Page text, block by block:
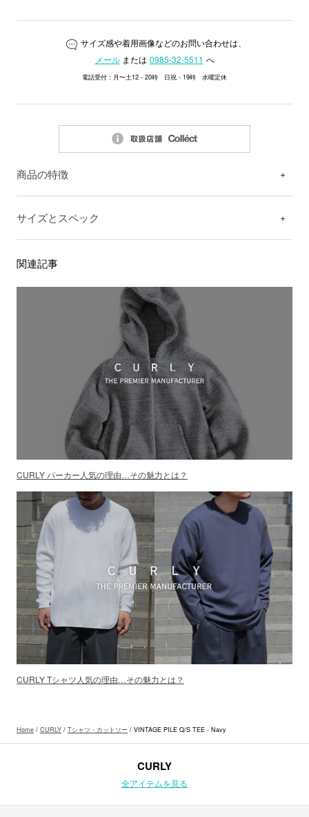
サイズ感や着用画像などのお問い合わせは、
メールまたは 0985-32-5511 へ
電話受付：月〜土12 - 20時 日祝 - 19時 水曜定休
商品の特徴
サイズとスペック
関連記事
CURLY パーカー人気の理由…その魅力とは？
CURLY Tシャツ人気の理由…その魅力とは？
Home / CURLY / Tシャツ・カットソー / VINTAGE PILE Q/S TEE - Navy
CURLY
全アイテムを見る